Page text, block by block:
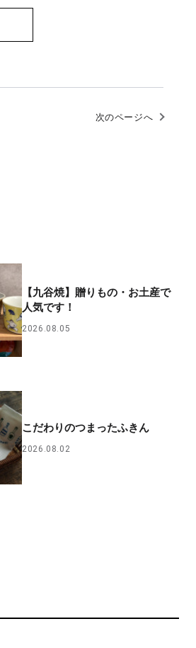
次のページへ
【九谷焼】贈りもの・お土産で
人気です！
2026.08.05
こだわりのつまったふきん
2026.08.02